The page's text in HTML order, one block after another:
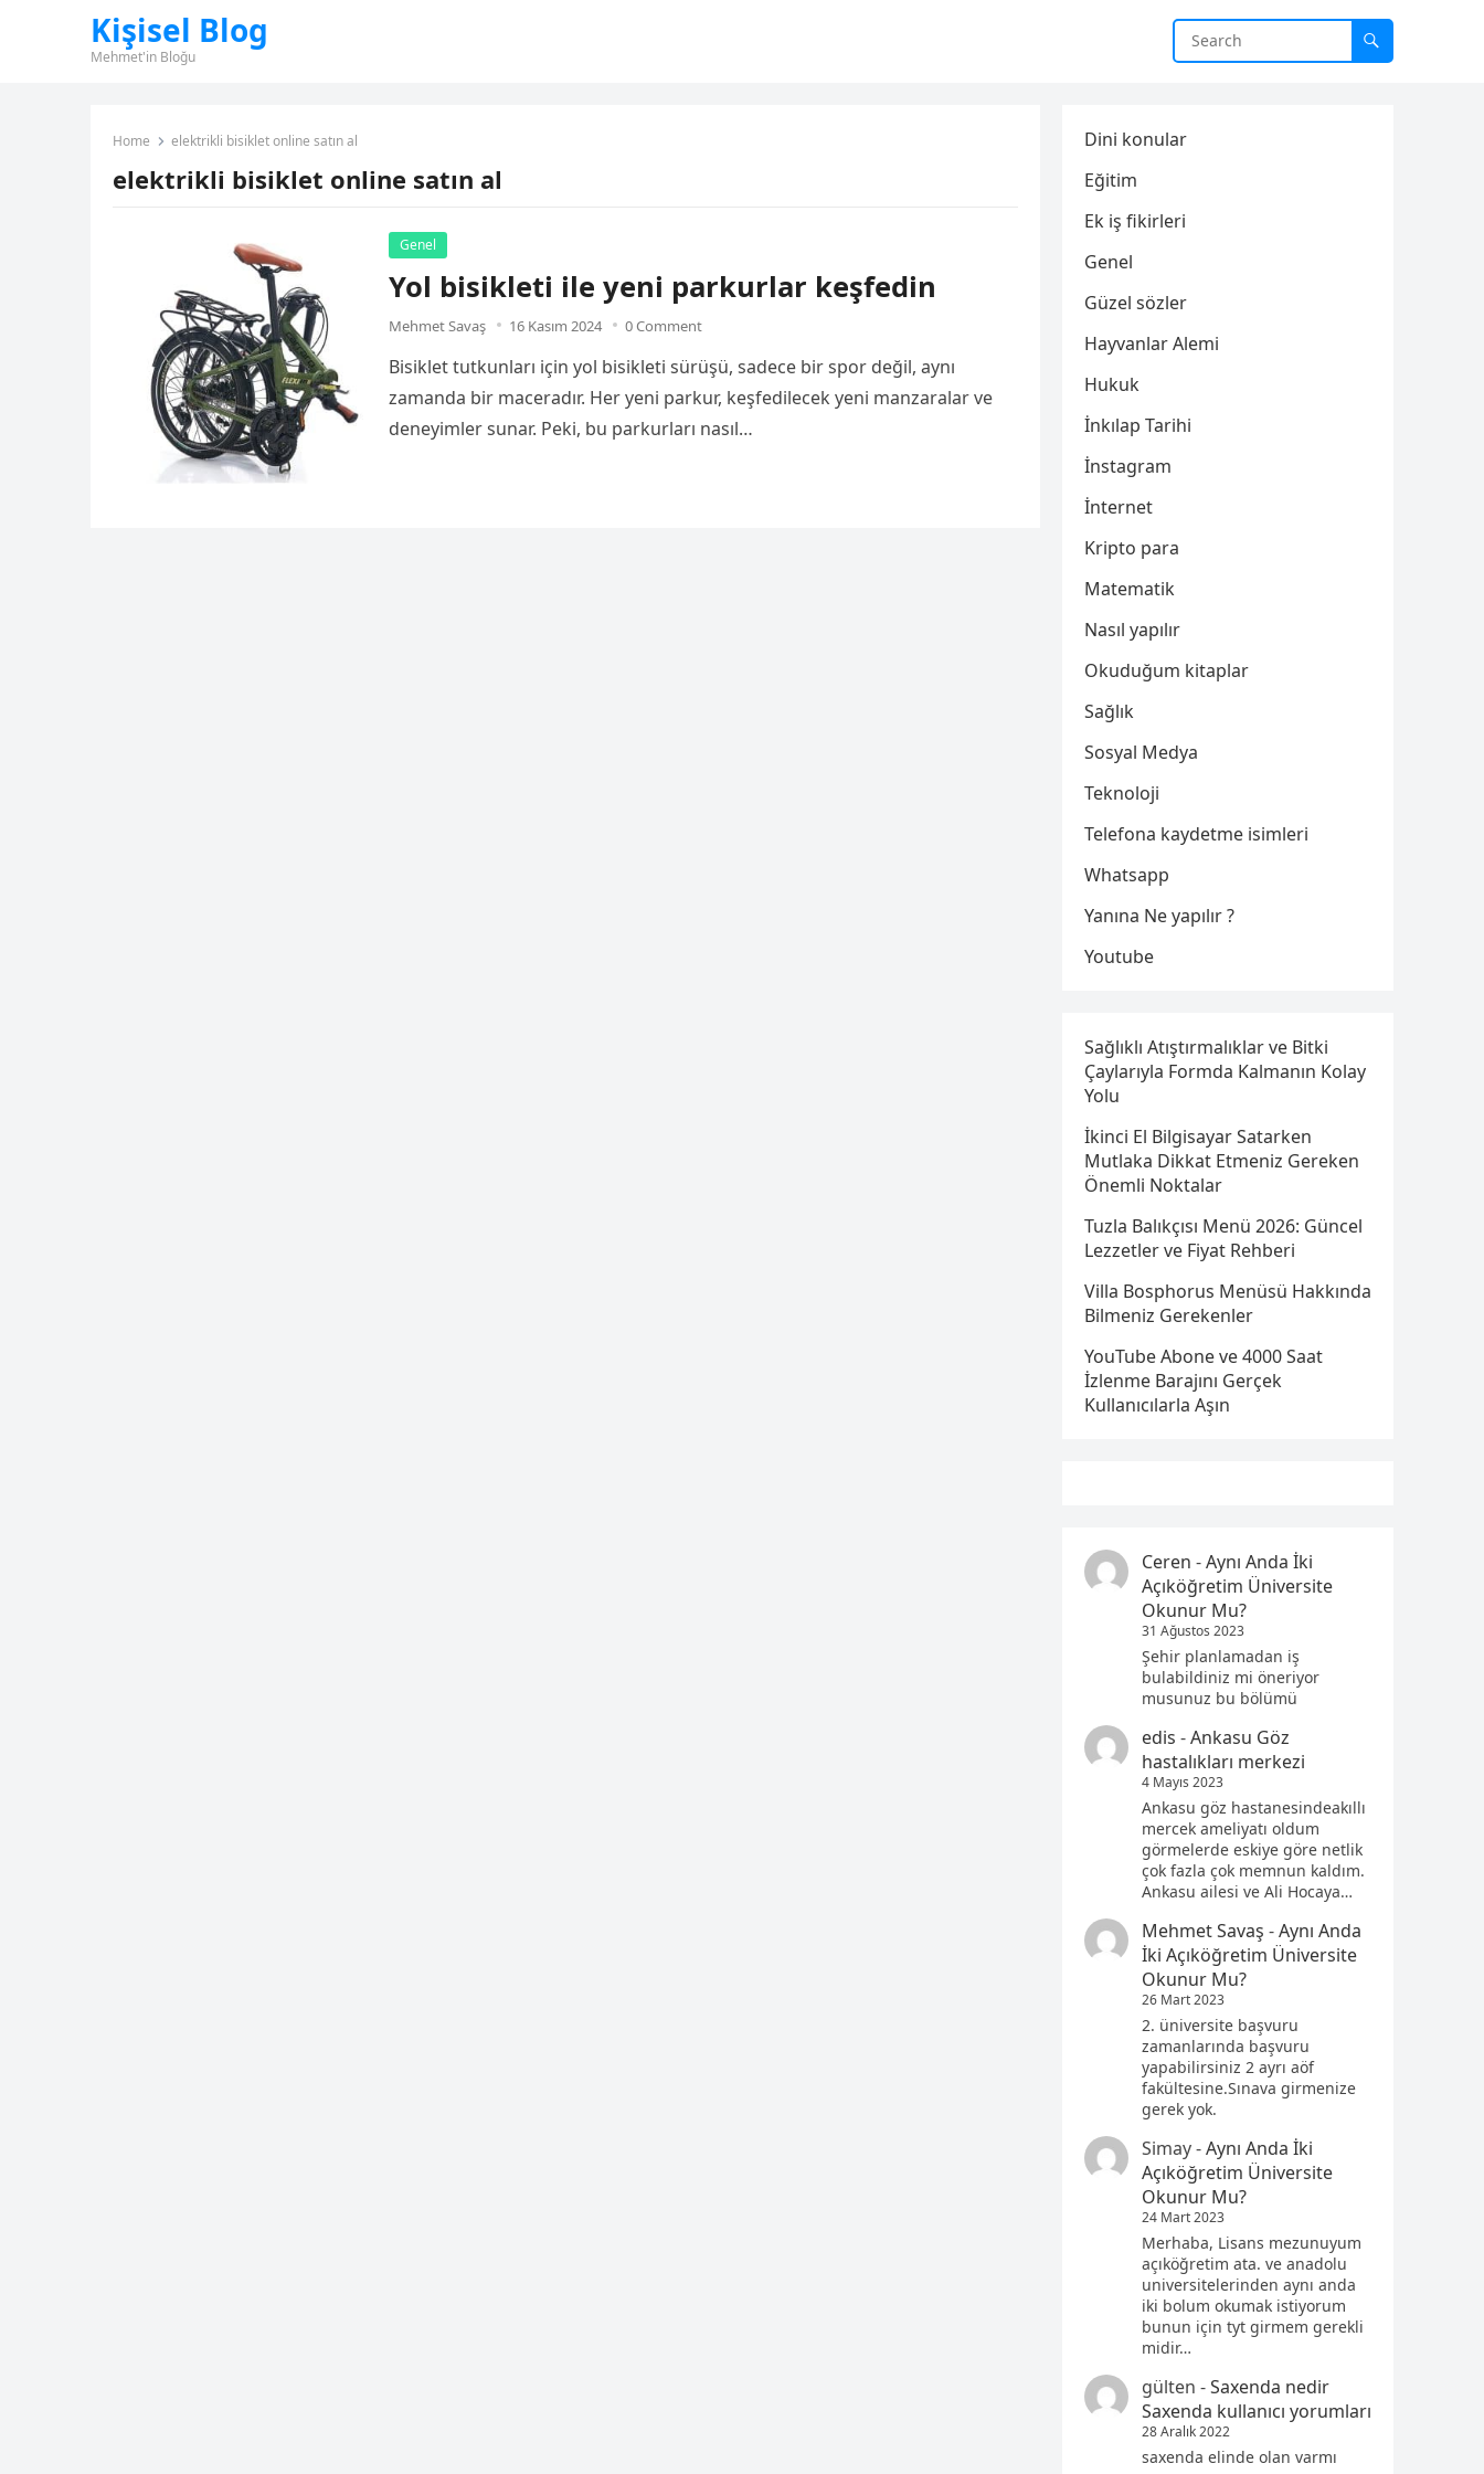
Kişisel Blog
Mehmet'in Bloğu
Home elektrikli bisiklet online satın al
elektrikli bisiklet online satın al
Genel
Yol bisikleti ile yeni parkurlar keşfedin
Mehmet Savaş 16 Kasım 2024 0 Comment
Bisiklet tutkunları için yol bisikleti sürüşü, sadece bir spor değil, aynı
zamanda bir maceradır. Her yeni parkur, keşfedilecek yeni manzaralar ve
deneyimler sunar. Peki, bu parkurları nasıl…
Dini konular
Eğitim
Ek iş fikirleri
Genel
Güzel sözler
Hayvanlar Alemi
Hukuk
İnkılap Tarihi
İnstagram
İnternet
Kripto para
Matematik
Nasıl yapılır
Okuduğum kitaplar
Sağlık
Sosyal Medya
Teknoloji
Telefona kaydetme isimleri
Whatsapp
Yanına Ne yapılır ?
Youtube
Sağlıklı Atıştırmalıklar ve Bitki
Çaylarıyla Formda Kalmanın Kolay
Yolu
İkinci El Bilgisayar Satarken
Mutlaka Dikkat Etmeniz Gereken
Önemli Noktalar
Tuzla Balıkçısı Menü 2026: Güncel
Lezzetler ve Fiyat Rehberi
Villa Bosphorus Menüsü Hakkında
Bilmeniz Gerekenler
YouTube Abone ve 4000 Saat
İzlenme Barajını Gerçek
Kullanıcılarla Aşın
Ceren -Aynı Anda İki
Açıköğretim Üniversite
Okunur Mu?
31 Ağustos 2023
Şehir planlamadan iş
bulabildiniz mi öneriyor
musunuz bu bölümü
edis -Ankasu Göz
hastalıkları merkezi
4 Mayıs 2023
Ankasu göz hastanesindeakıllı
mercek ameliyatı oldum
görmelerde eskiye göre netlik
çok fazla çok memnun kaldım.
Ankasu ailesi ve Ali Hocaya…
Mehmet Savaş -Aynı Anda
İki Açıköğretim Üniversite
Okunur Mu?
26 Mart 2023
2. üniversite başvuru
zamanlarında başvuru
yapabilirsiniz 2 ayrı aöf
fakültesine.Sınava girmenize
gerek yok.
Simay-Aynı Anda İki
Açıköğretim Üniversite
Okunur Mu?
24 Mart 2023
Merhaba, Lisans mezunuyum
açıköğretim ata. ve anadolu
universitelerinden aynı anda
iki bolum okumak istiyorum
bunun için tyt girmem gerekli
midir…
gülten -Saxenda nedir
Saxenda kullanıcı yorumları
28 Aralık 2022
saxenda elinde olan varmı